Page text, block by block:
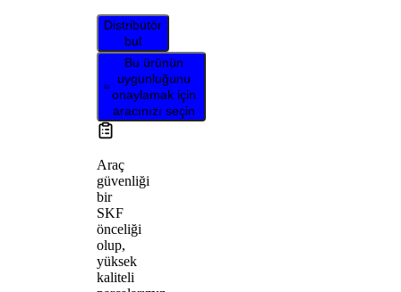
Distribütör
bul
Bu ürünün
uygunluğunu
onaylamak için
aracınızı seçin
Araç
güvenliği
bir
SKF
önceliği
olup,
yüksek
kaliteli